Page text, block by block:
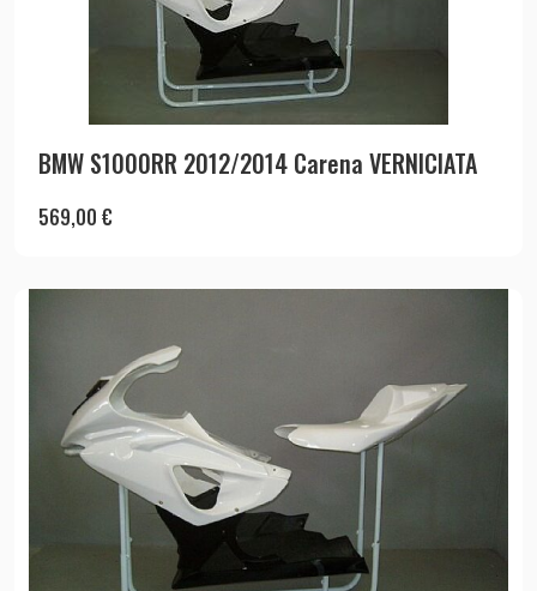
BMW S1000RR 2012/2014 Carena VERNICIATA
569,00 €